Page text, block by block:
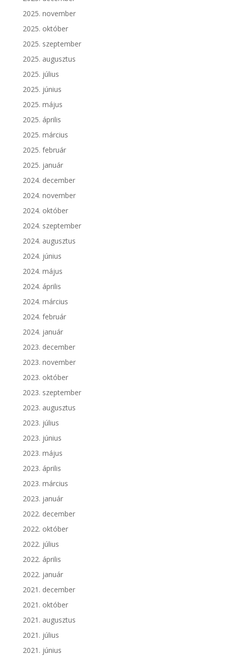
2025. november
2025. október
2025. szeptember
2025. augusztus
2025. július
2025. június
2025. május
2025. április
2025. március
2025. február
2025. január
2024. december
2024. november
2024. október
2024. szeptember
2024. augusztus
2024. június
2024. május
2024. április
2024. március
2024. február
2024. január
2023. december
2023. november
2023. október
2023. szeptember
2023. augusztus
2023. július
2023. június
2023. május
2023. április
2023. március
2023. január
2022. december
2022. október
2022. július
2022. április
2022. január
2021. december
2021. október
2021. augusztus
2021. július
2021. június